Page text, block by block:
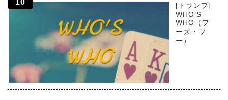
[トランプ]
WHO’S
WHO（フ
ーズ・フ
ー）